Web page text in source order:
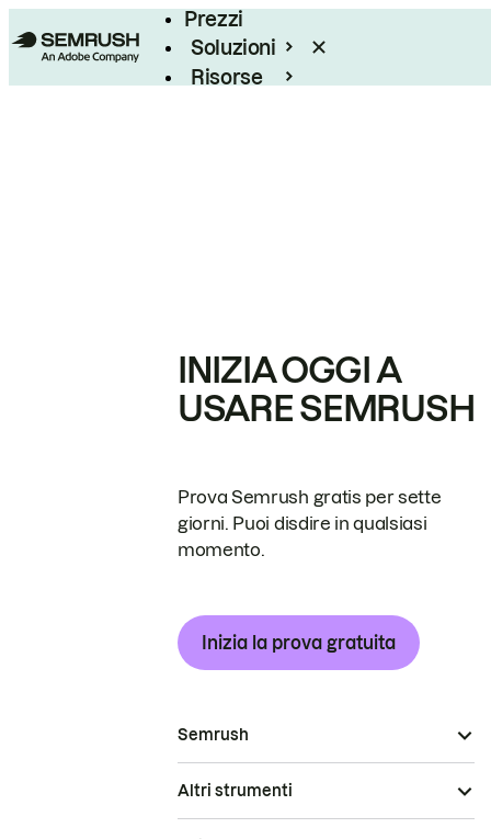
Prezzi
Soluzioni
Risorse
INIZIA OGGI A
USARE SEMRUSH
Prova Semrush gratis per sette
giorni. Puoi disdire in qualsiasi
momento.
Inizia la prova gratuita
Semrush
Altri strumenti